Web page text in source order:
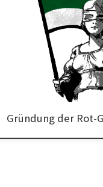
Solidaritätsgemeinschaft zur
Zusammenhang mit FCA-
haben. Was wir tun Beratung bei
Justiz sowie bei der Erteilung
erfahrenen Rechtsanwälten
Gründung der Rot-